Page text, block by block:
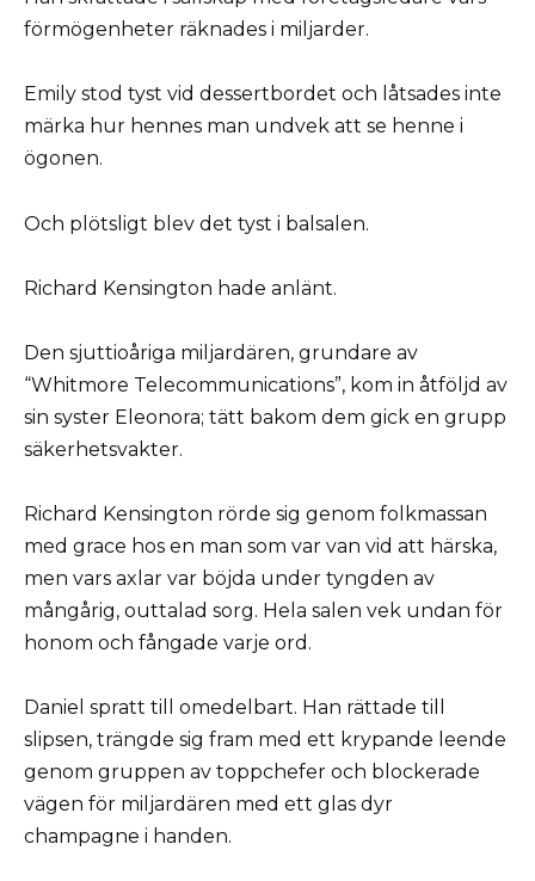
förmögenheter räknades i miljarder.
Emily stod tyst vid dessertbordet och låtsades inte
märka hur hennes man undvek att se henne i
ögonen.
Och plötsligt blev det tyst i balsalen.
Richard Kensington hade anlänt.
Den sjuttioåriga miljardären, grundare av
“Whitmore Telecommunications”, kom in åtföljd av
sin syster Eleonora; tätt bakom dem gick en grupp
säkerhetsvakter.
Richard Kensington rörde sig genom folkmassan
med grace hos en man som var van vid att härska,
men vars axlar var böjda under tyngden av
mångårig, outtalad sorg. Hela salen vek undan för
honom och fångade varje ord.
Daniel spratt till omedelbart. Han rättade till
slipsen, trängde sig fram med ett krypande leende
genom gruppen av toppchefer och blockerade
vägen för miljardären med ett glas dyr
champagne i handen.